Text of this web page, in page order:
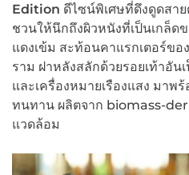
Edition ดีไซน์พิเศษที่ดึงดูดสา
ชวนให้นึกถึงผิวหนังที่เป็นเกล็ด
แดงเข้ม สะท้อนคาแรกเตอร์ข
ราม ฝาหลังสลักด้วยรอยเท้าอั
และเครื่องหมายเรืองแสง มาพ
ทนทาน ผลิตจาก biomass-
แวดล้อม